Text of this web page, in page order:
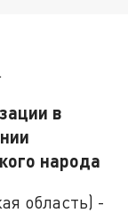
в
народа
область) -